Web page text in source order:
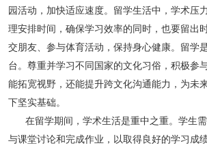
园活动，加快适应速度。留学生活中，学术压
理安排时间，确保学习效率的同时，也要留出
交朋友、参与体育活动，保持身心健康。留学
台。尊重并学习不同国家的文化习俗，积极参
能拓宽视野，还能提升跨文化沟通能力，为未
下坚实基础。
在留学期间，学术生活是重中之重。学生
与课堂讨论和完成作业，以取得良好的学习成